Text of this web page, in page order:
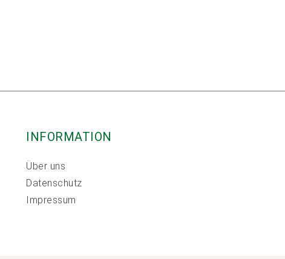
INFORMATION
Über uns
Datenschutz
Impressum